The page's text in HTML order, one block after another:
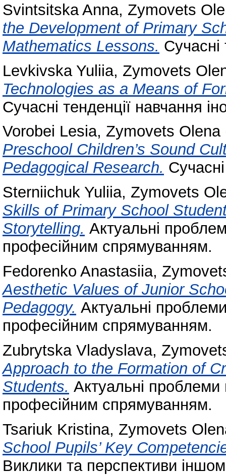
Svintsitska Anna, Zymovets
the Development of Primary
Mathematics Lessons. Сучасні
Levkivska Yuliia, Zymovets
Technologies as a Means of
Сучасні тенденції навчання
Vorobei Lesia, Zymovets Olena
Preschool Children’s Sound
Pedagogical Research.
Sterniichuk Yuliia, Zymovets
Skills of Primary School
Storytelling. Актуальні
професійним спрямуванням.
Fedorenko Anastasiia,
Aesthetic Values of Junior
Pedagogy. Актуальні
професійним спрямуванням.
Zubrytska Vladyslava,
Approach to the Formation of
Students. Актуальні
професійним спрямуванням.
Tsariuk Kristina, Zymovets
School Pupils’ Key
Виклики та перспективи